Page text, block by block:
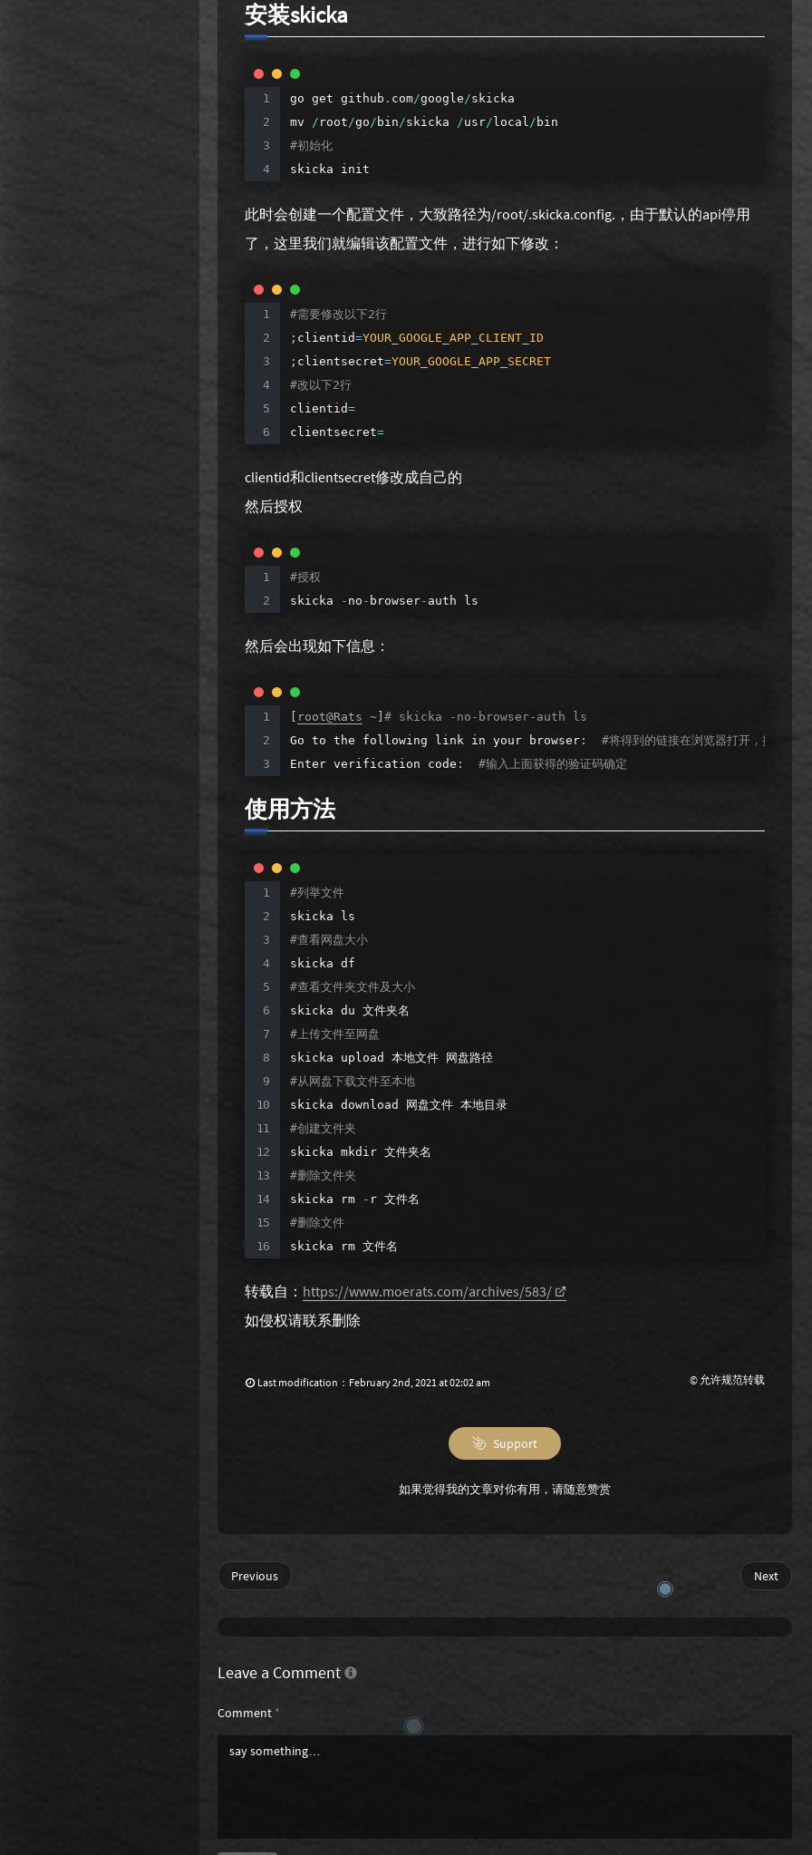
安装skicka
go get github . com/google/skicka
mv
/ root/go/ bin/skicka /usr/ local/ bin
#初始化
skicka
init
此时会创建一个配置文件，大致路径为/root/.skicka.config.，由于默认的api停用
了，这里我们就编辑该配置文件，进行如下修改：
#需要修改以下2行
; clientid=YOUR_GOOGLE_APP_CLIENT_ID
; clientsecret=YOUR_GOOGLE_APP_SECRET
#改以下2行
clientid=
clientsecret=
clientid和clientsecret修改成自己的
然后授权
#授权
skicka
- no - browser- auth ls
然后会出现如下信息：
root@Rats ~ # skicka -no-browser-auth
ls
Go to the following link in your browser :
#将得到的链接在浏览器打开，授权获取
Enter verification code : #输入上面获得的验证码确定
使用方法
#列举文件
skicka
ls
#查看网盘大小
skicka df
#查看文件夹文件及大小
skicka du 文件夹名
#上传文件至网盘
skicka
upload 本地文件
网盘路径
#从网盘下载文件至本地
skicka download 网盘文件 本地目录
#创建文件夹
skicka mkdir 文件夹名
#删除文件夹
skicka
rm - r 文件名
#删除文件
skicka
rm 文件名
转载自： https://www.moerats.com/archives/583/
如侵权请联系删除
Last modification：February 2nd, 2021 at 02:02 am © 允许规范转载
Support
如果觉得我的文章对你有用，请随意赞赏
Next
Previous
Leave a Comment
Comment *